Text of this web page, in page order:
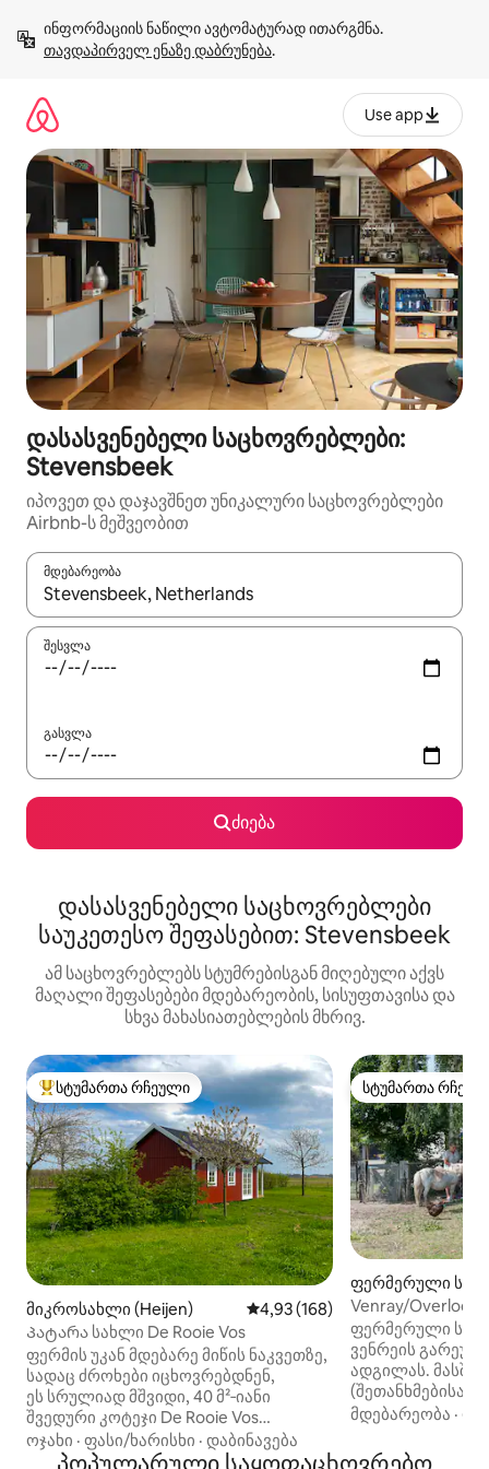
გადასვლა
თავდაპირველ ენაზე დაბრუნება.
Use app
დასასვენებელი საცხოვრებლები:
Stevensbeek
იპოვეთ და დაჯავშნეთ უნიკალური საცხოვრებლები
Airbnb-ს მეშვეობით
მდებარეობა
როცა შედეგები ხელმისაწვდომი გახდება, ნავიგაციისთვის
შესვლა
გასვლა
ძიება
დასასვენებელი საცხოვრებლები
საუკეთესო შეფასებით: Stevensbeek
ამ საცხოვრებლებს სტუმრებისგან მიღებული აქვს
მაღალი შეფასებები მდებარეობის, სისუფთავისა და
სხვა მახასიათებლების მხრივ.
სტუმართა რჩეული მოწინავე ვარიანტი
სტუმართა რჩეული
მიკროსახლი (Heijen) საშუალო შეფასებაა 5‑დან
4,93 (168)
Პატარა სახლი De Rooie Vos
ფერმის უკან მდებარე მიწის ნაკვეთზე,
სადაც ძროხები იცხოვრებდნენ,
ეს სრულიად მშვიდი, 40 მ²‑იანი
შვედური კოტეჯი De Rooie Vos
2 ადამიანისთვის აღჭურვილია
შემდეგით: — სამზარეულო (ღუმელი,
ოჯახი · ფასი/ხარისხი · დაბინავება
სტუმართა
სტუმართა
ფერმერული
ლი (Venray)
Venray/
www.berly-
ფერმერული
ვენრეის
ადგილას. მასში
განთავსდება.
ადამიანზე
მდებარეობა ·